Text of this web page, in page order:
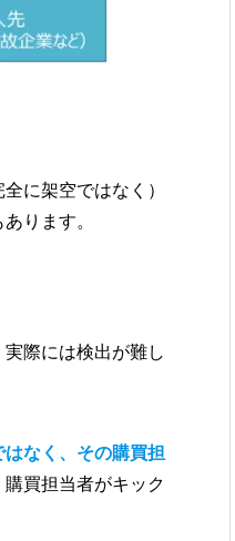
に架空ではなく）
ります。
際には検出が難し
なく、その購買担
買担当者がキック